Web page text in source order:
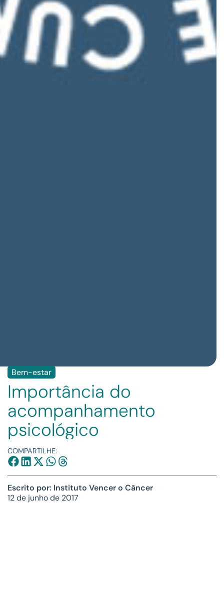
Bem-estar
Importância do
acompanhamento
psicológico
COMPARTILHE:
Escrito por: Instituto Vencer o Câncer
12 de junho de 2017